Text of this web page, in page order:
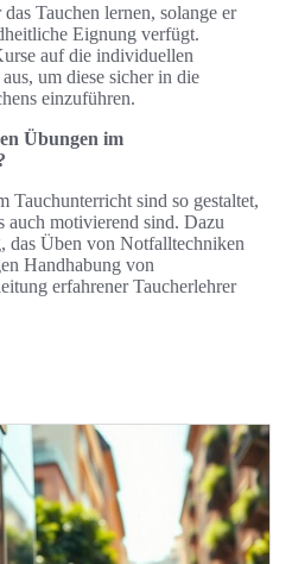
Tauchen lernen, solange er
Eignung verfügt.
auf die individuellen
um diese sicher in die
einzuführen.
Übungen im
Tauchunterricht sind so gestaltet,
auch motivierend sind. Dazu
das Üben von Notfalltechniken
Handhabung von
erfahrener Taucherlehrer